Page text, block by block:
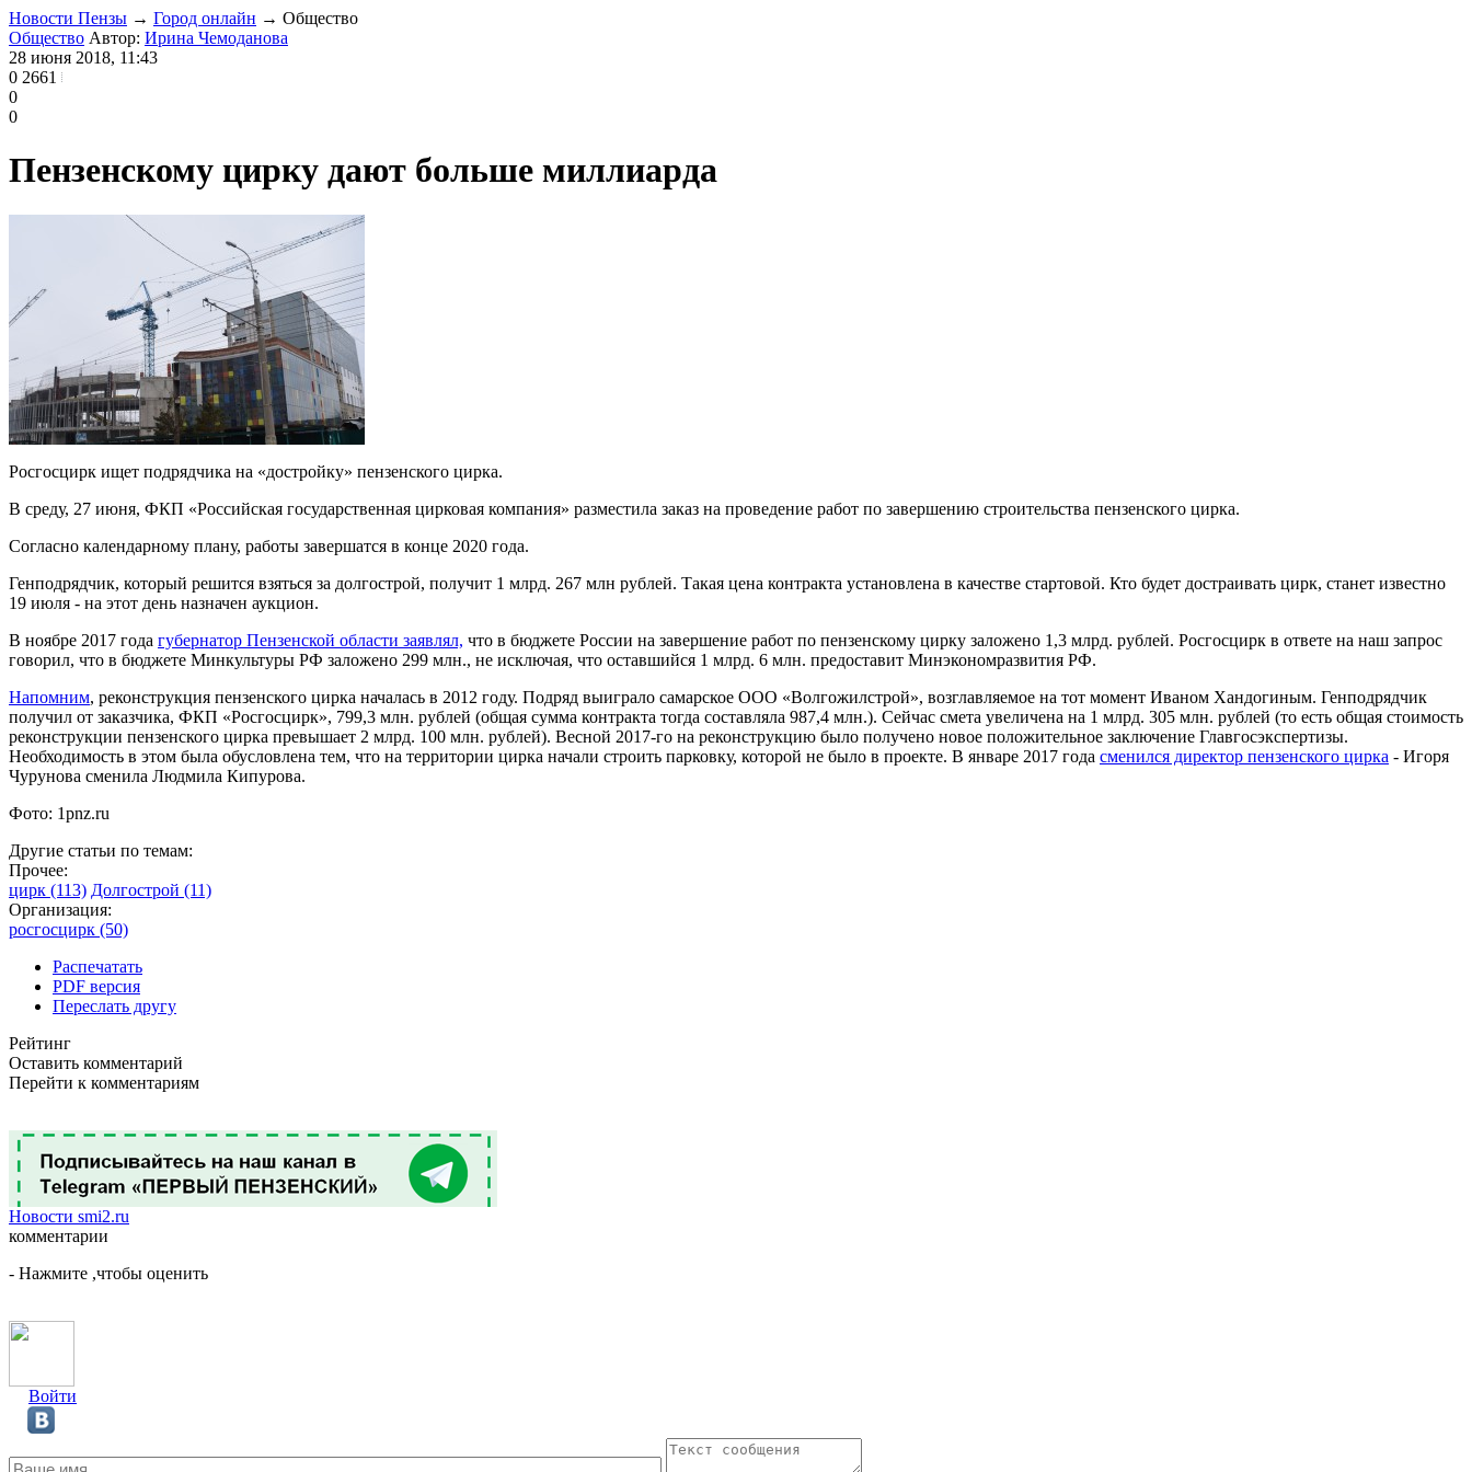
Новости Пензы → Город онлайн → Общество
Общество Автор: Ирина Чемоданова
28 июня 2018, 11:43
0 2661
0
0
Пензенскому цирку дают больше миллиарда
Росгосцирк ищет подрядчика на «достройку» пензенского цирка.
В среду, 27 июня, ФКП «Российская государственная цирковая компания» разместила заказ на проведение работ по завершению строительства пензенского цирка.
Согласно календарному плану, работы завершатся в конце 2020 года.
Генподрядчик, который решится взяться за долгострой, получит 1 млрд. 267 млн рублей. Такая цена контракта установлена в качестве стартовой. Кто будет достраивать цирк, станет известно
19 июля - на этот день назначен аукцион.
В ноябре 2017 года губернатор Пензенской области заявлял, что в бюджете России на завершение работ по пензенскому цирку заложено 1,3 млрд. рублей. Росгосцирк в ответе на наш запрос
говорил, что в бюджете Минкультуры РФ заложено 299 млн., не исключая, что оставшийся 1 млрд. 6 млн. предоставит Минэкономразвития РФ.
Напомним, реконструкция пензенского цирка началась в 2012 году. Подряд выиграло самарское ООО «Волгожилстрой», возглавляемое на тот момент Иваном Хандогиным. Генподрядчик
получил от заказчика, ФКП «Росгосцирк», 799,3 млн. рублей (общая сумма контракта тогда составляла 987,4 млн.). Сейчас смета увеличена на 1 млрд. 305 млн. рублей (то есть общая стоимость
реконструкции пензенского цирка превышает 2 млрд. 100 млн. рублей). Весной 2017-го на реконструкцию было получено новое положительное заключение Главгосэкспертизы.
Необходимость в этом была обусловлена тем, что на территории цирка начали строить парковку, которой не было в проекте. В январе 2017 года сменился директор пензенского цирка - Игоря
Чурунова сменила Людмила Кипурова.
Фото: 1pnz.ru
Другие статьи по темам:
Прочее:
цирк (113) Долгострой (11)
Организация:
росгосцирк (50)
Распечатать
PDF версия
Переслать другу
Рейтинг
Оставить комментарий
Перейти к комментариям
Новости smi2.ru
комментарии
- Нажмите ,чтобы оценить
Войти